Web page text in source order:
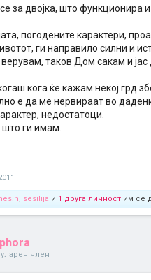
за двојка, што функционира
погодените карактери,
ги направило силни и
верувам, таков Дом сакам и јас
кога ќе кажам некој грд
е да ме нервираат во
недостатоци.
ги имам.
, sesilija и 1 друга личност им се
член